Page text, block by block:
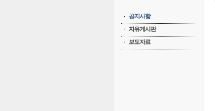
공지사항
자유게시판
보도자료